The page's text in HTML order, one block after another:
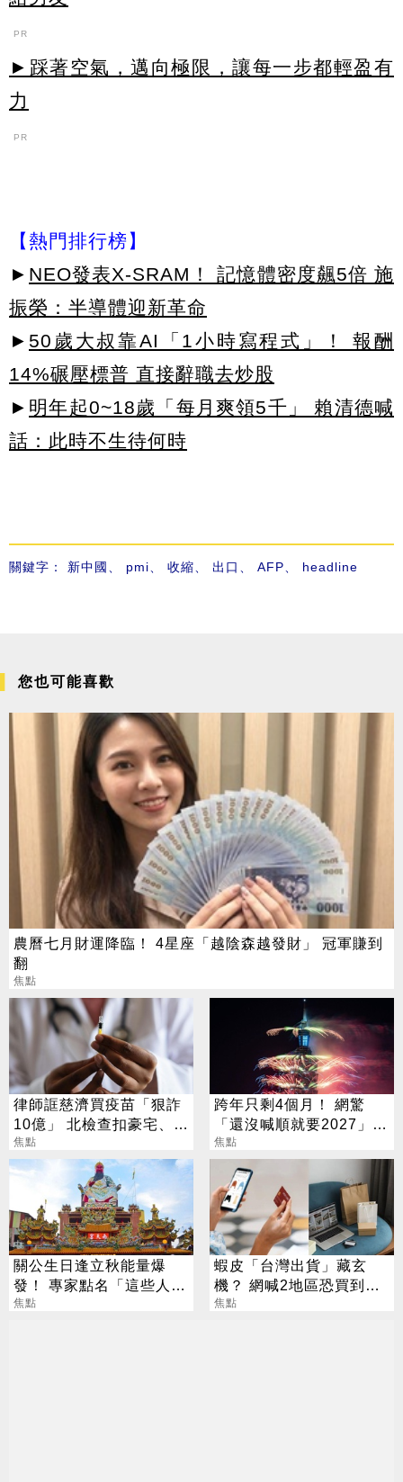
PR
►踩著空氣，邁向極限，讓每一步都輕盈有
力
PR
【熱門排行榜】
► NEO發表X-SRAM！ 記憶體密度飆5倍 施
振榮：半導體迎新革命
► 50歲大叔靠AI「1小時寫程式」！ 報酬
14%碾壓標普 直接辭職去炒股
► 明年起0~18歲「每月爽領5千」 賴清德喊
話：此時不生待何時
關鍵字： 新中國 、 pmi、 收縮、 出口 、 AFP、 headline
您也可能喜歡
農曆七月財運降臨！ 4星座「越陰森越發財」 冠軍賺到
翻
焦點
律師誆慈濟買疫苗「狠詐
10億」 北檢查扣豪宅、搜
出158公斤黃金
焦點
跨年只剩4個月！ 網驚
「還沒喊順就要2027」
這句最狠超恐怖
焦點
關公生日逢立秋能量爆
發！ 專家點名「這些人」
別亂拜
焦點
蝦皮「台灣出貨」藏玄
機？ 網喊2地區恐買到假
貨 專家揭真相
焦點